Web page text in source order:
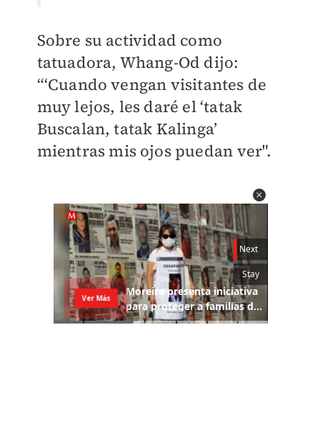
Sobre su actividad como
tatuadora, Whang-Od dijo:
“‘Cuando vengan visitantes de
muy lejos, les daré el ‘tatak
Buscalan, tatak Kalinga’
mientras mis ojos puedan ver".